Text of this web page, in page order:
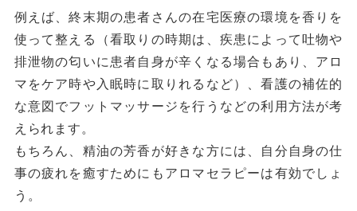
例えば、終末期の患者さんの在宅医療の環境を香りを
使って整える（看取りの時期は、疾患によって吐物や
排泄物の匂いに患者自身が辛くなる場合もあり、アロ
マをケア時や入眠時に取りれるなど）、看護の補佐的
な意図でフットマッサージを行うなどの利用方法が考
えられます。
もちろん、精油の芳香が好きな方には、自分自身の仕
事の疲れを癒すためにもアロマセラピーは有効でしょ
う。